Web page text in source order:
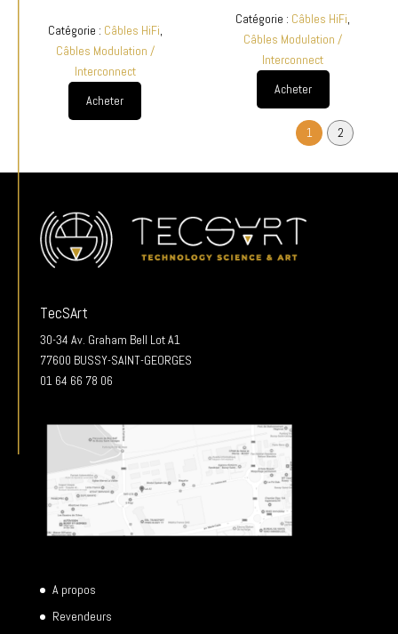
Catégorie : Câbles HiFi,
Câbles Modulation /
Interconnect
Acheter
Catégorie : Câbles HiFi,
Câbles Modulation /
Interconnect
Acheter
1 2
TecSArt
30-34 Av. Graham Bell Lot A1
77600 BUSSY-SAINT-GEORGES
01 64 66 78 06
A propos
Revendeurs